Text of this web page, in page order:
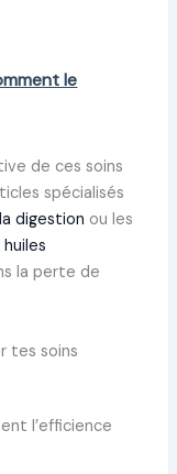
le
de ces soins
spécialisés
digestion ou les
la perte de
tes soins
l’efficience